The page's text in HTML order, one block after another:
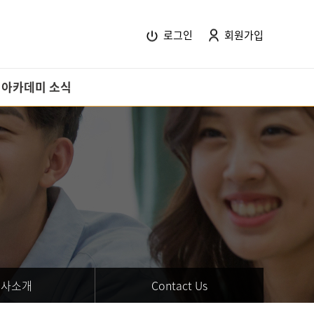
로그인 회원가입
아카데미 소식
HR 소식
교육후기
회사소개
Contact Us
소개 Contact Us